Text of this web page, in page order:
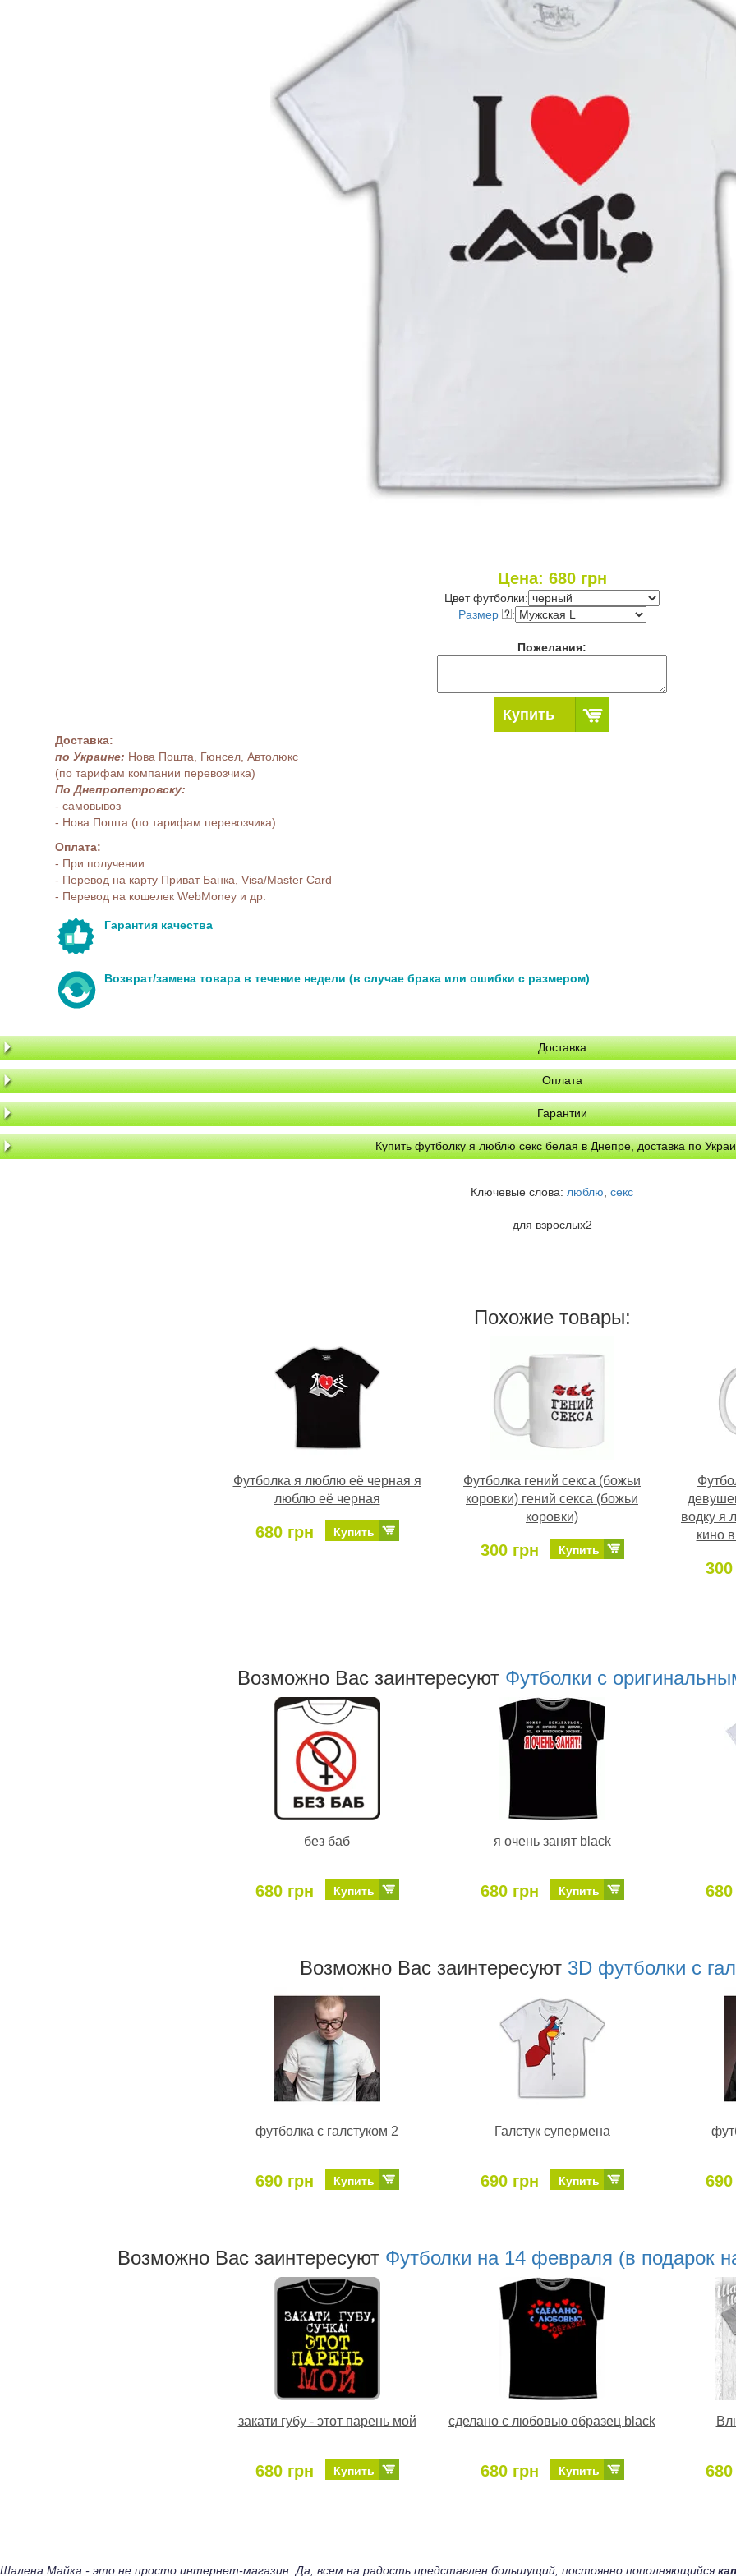
Цена: 680грн
Цвет футболки:
Размер
:
Пожелания:
Купить
Доставка:
по Украине: Нова Пошта, Гюнсел, Автолюкс
(по тарифам компании перевозчика)
По Днепропетровску:
- самовывоз
- Нова Пошта (по тарифам перевозчика)
Оплата:
- При получении
- Перевод на карту Приват Банка, Visa/Master Card
- Перевод на кошелек WebMoney и др.
Гарантия качества
Возврат/замена товара в течение недели (в случае брака или ошибки с размером)
Доставка
Оплата
Гарантии
Купить футболку я люблю секс белая в Днепре, доставка по
Ключевые слова: люблю секс
для взрослых2
Похожие товары:
Футболка я люблю её черная я
люблю её черная
680 грн Купить
Футболка гений секса (божьи
коровки) гений секса (божьи
коровки)
300 грн Купить
водку я
кино
300
Возможно Ваc заинтересуют Футболки с
без баб
680 грн Купить
я очень занят black
680 грн Купить 680
Возможно Ваc заинтересуют 3D футболки с
футболка с галстуком 2
690 грн Купить
Галстук супермена
690 грн Купить 690
Возможно Ваc заинтересуют Футболки на 14 февраля (в подарок
закати губу - этот парень мой
680 грн Купить
сделано с любовью образец black
680 грн Купить 680
Шалена Майка - это не просто интернет-магазин. Да, всем на радость представлен большущий, постоянно пополняющийся